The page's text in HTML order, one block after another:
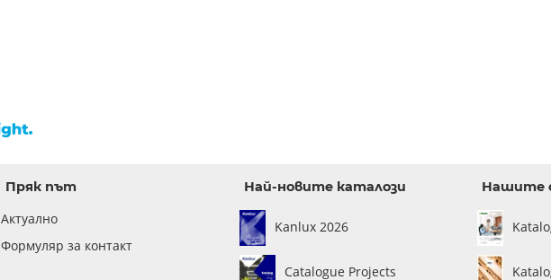
Пряк път
Актуално
Формуляр за контакт
Най-новите каталози
Kanlux 2026
Catalogue Projects
Нашите